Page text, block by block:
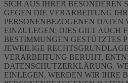
SICH AUS IHRER BESONDEREN
GEGEN DIE VERARBEITUNG
PERSONENBEZOGENEN DATEN
EINZULEGEN; DIES GILT AUCH
BESTIMMUNGEN GESTÜTZTES
JEWEILIGE
VERARBEITUNG BERUHT,
DATENSCHUTZERKLÄRUNG.
EINLEGEN, WERDEN WIR IHRE